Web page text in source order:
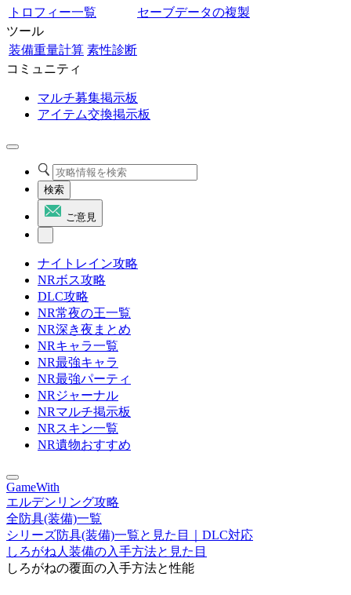
トロフィー一覧
セーブデータの複製
ツール
装備重量計算 素性診断
コミュニティ
マルチ募集掲示板
アイテム交換掲示板
検索
ご意見
ナイトレイン攻略
NRボス攻略
DLC攻略
NR常夜の王一覧
NR深き夜まとめ
NRキャラ一覧
NR最強キャラ
NR最強パーティ
NRジャーナル
NRマルチ掲示板
NRスキン一覧
NR遺物おすすめ
GameWith
エルデンリング攻略
全防具(装備)一覧
シリーズ防具(装備)一覧と見た目｜DLC対応
しろがね人装備の入手方法と見た目
しろがねの覆面の入手方法と性能